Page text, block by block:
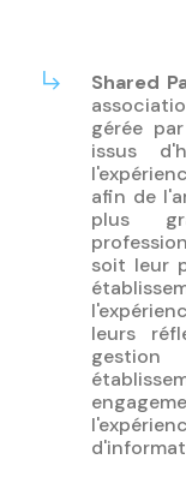
Shared
gérée
issus
afin de
plus
soit leur
leurs